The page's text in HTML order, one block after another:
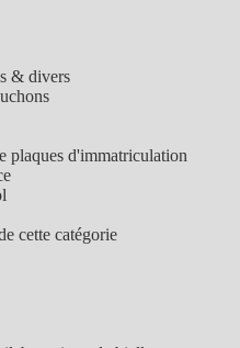
& divers
plaques d'immatriculation
cette catégorie